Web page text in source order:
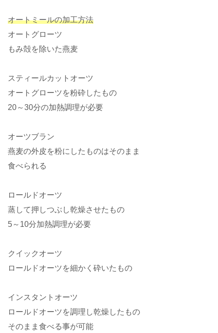
オートミールの加工方法
オートグローツ
もみ殻を除いた燕麦
スティールカットオーツ
オートグローツを粉砕したもの
20～30分の加熱調理が必要
オーツブラン
燕麦の外皮を粉にしたものはそのまま
食べられる
ロールドオーツ
蒸して押しつぶし乾燥させたもの
5～10分加熱調理が必要
クイックオーツ
ロールドオーツを細かく砕いたもの
インスタントオーツ
ロールドオーツを調理し乾燥したもの
そのまま食べる事が可能